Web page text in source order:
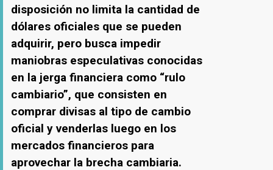
disposición no limita la cantidad de
dólares oficiales que se pueden
adquirir, pero busca impedir
maniobras especulativas conocidas
en la jerga financiera como “rulo
cambiario”, que consisten en
comprar divisas al tipo de cambio
oficial y venderlas luego en los
mercados financieros para
aprovechar la brecha cambiaria.